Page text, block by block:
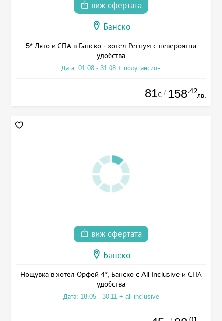
виж офертата
Банско
5* Лято и СПА в Банско - хотел Регнум с невероятни
удобства
Дата: 01.08 - 31.08 + полупансион
81€ / 158.42
лв.
виж офертата
Банско
Нощувка в хотел Орфей 4*, Банско с All Inclusive и СПА
удобства
Дата: 18.05 - 30.11 + all inclusive